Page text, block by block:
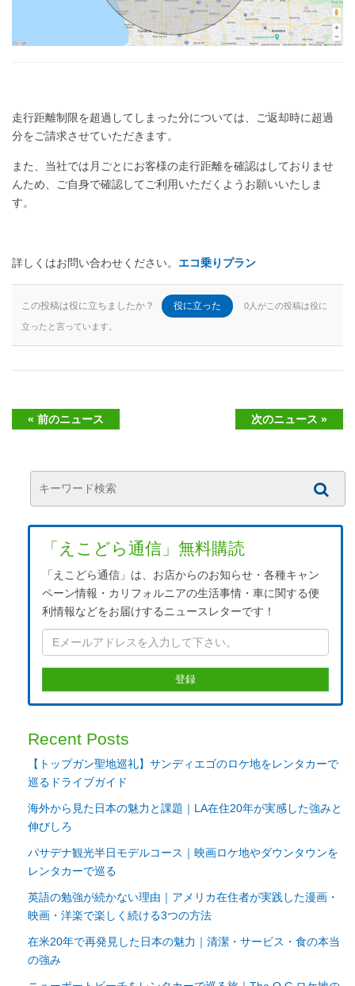
走行距離制限を超過してしまった分については、ご返却時に超過
分をご請求させていただきます。
また、当社では月ごとにお客様の走行距離を確認はしておりませ
んため、ご自身で確認してご利用いただくようお願いいたしま
す。
詳しくはお問い合わせください。 エコ乗りプラン
この投稿は役に立ちましたか？ 役に立った 0人がこの投稿は役に
立ったと言っています。
« 前のニュース 次のニュース »
「えこどら通信」無料購読
「えこどら通信」は、お店からのお知らせ・各種キャン
ペーン情報・カリフォルニアの生活事情・車に関する便
利情報などをお届けするニュースレターです！
Recent Posts
【トップガン聖地巡礼】サンディエゴのロケ地をレンタカーで
巡るドライブガイド
海外から見た日本の魅力と課題｜LA在住20年が実感した強みと
伸びしろ
パサデナ観光半日モデルコース｜映画ロケ地やダウンタウンを
レンタカーで巡る
英語の勉強が続かない理由｜アメリカ在住者が実践した漫画・
映画・洋楽で楽しく続ける3つの方法
在米20年で再発見した日本の魅力｜清潔・サービス・食の本当
の強み